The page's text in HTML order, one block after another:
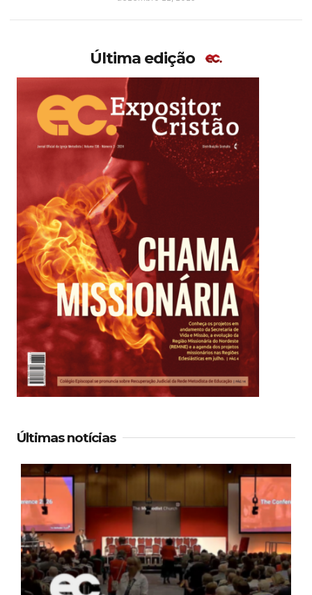
Última edição
Últimas notícias